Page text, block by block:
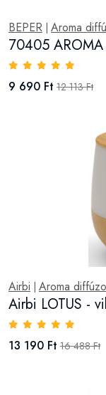
BEPER Aroma
70405 AROMA
9 690 Ft 12 113 Ft
Airbi Aroma
Airbi LOTUS -
13 190 Ft 16 488 Ft